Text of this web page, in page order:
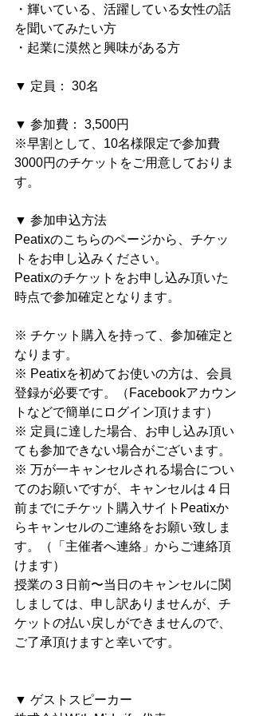
・輝いている、活躍している女性の話
を聞いてみたい方
・起業に漠然と興味がある方
▼ 定員： 30名
▼ 参加費： 3,500円
※早割として、10名様限定で参加費
3000円のチケットをご用意しておりま
す。
▼ 参加申込方法
Peatixのこちらのページから、チケッ
トをお申し込みください。
Peatixのチケットをお申し込み頂いた
時点で参加確定となります。
※ チケット購入を持って、参加確定と
なります。
※ Peatixを初めてお使いの方は、会員
登録が必要です。（Facebookアカウン
トなどで簡単にログイン頂けます）
※ 定員に達した場合、お申し込み頂い
ても参加できない場合がございます。
※ 万が一キャンセルされる場合につい
てのお願いですが、キャンセルは４日
前までにチケット購入サイトPeatixか
らキャンセルのご連絡をお願い致しま
す。（「主催者へ連絡」からご連絡頂
けます）
授業の３日前〜当日のキャンセルに関
しましては、申し訳ありませんが、チ
ケットの払い戻しができませんので、
ご了承頂けますと幸いです。
▼ ゲストスピーカー